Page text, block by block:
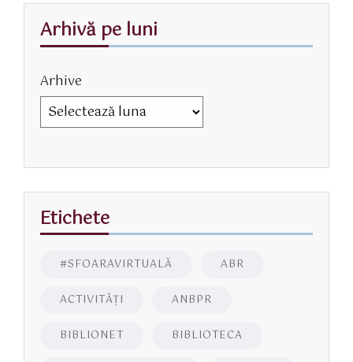
Arhivă pe luni
Arhive
Etichete
#SFOARAVIRTUALĂ ABR
ACTIVITĂŢI ANBPR
BIBLIONET BIBLIOTECA